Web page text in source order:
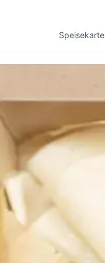
Speisekarte